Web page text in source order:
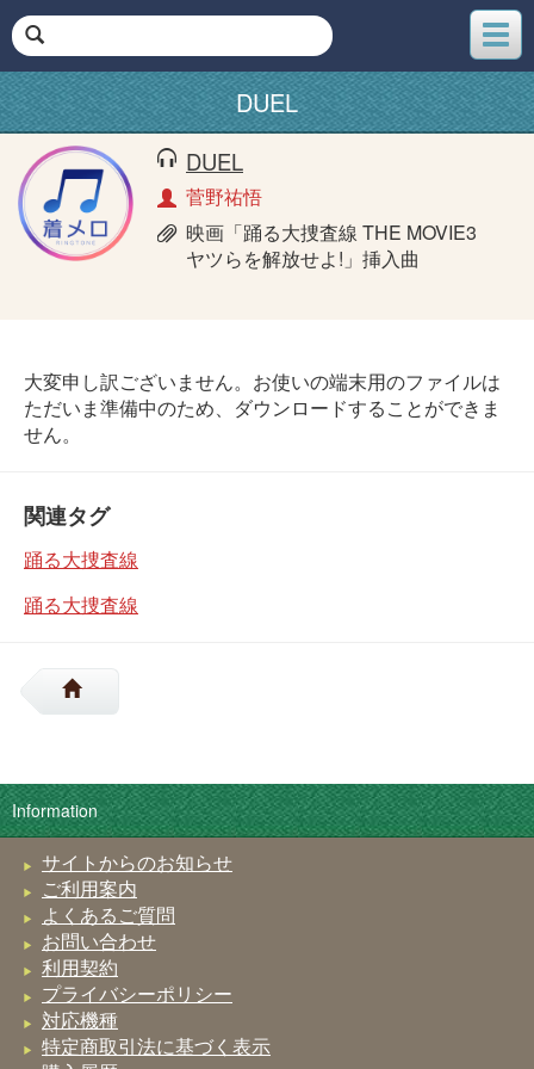
メ
ニ
ュ
ー
DUEL
DUEL
菅野祐悟
映画「踊る大捜査線 THE MOVIE3
ヤツらを解放せよ!」挿入曲
大変申し訳ございません。お使いの端末用のファイルは
ただいま準備中のため、ダウンロードすることができま
せん。
関連タグ
踊る大捜査線
踊る大捜査線
Information
サイトからのお知らせ
ご利用案内
よくあるご質問
お問い合わせ
利用契約
プライバシーポリシー
対応機種
特定商取引法に基づく表示